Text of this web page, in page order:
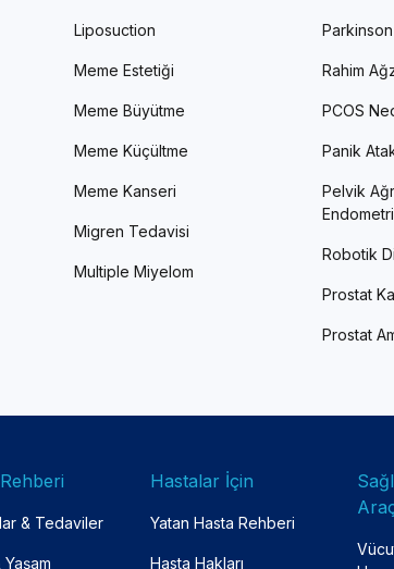
Liposuction
Meme Estetiği
Meme Büyütme
Meme Küçültme
Meme Kanseri
Migren Tedavisi
Multiple Miyelom
Rahim
PCOS
Panik
Pelvik
Robotik
Prostat
Prostat
& Tedaviler
Yaşam
Hastalar İçin
Yatan Hasta Rehberi
Hasta Hakları